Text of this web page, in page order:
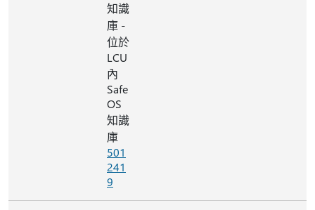
知識
庫 -
位於
LCU
內
Safe
OS
知識
庫
501
241
9